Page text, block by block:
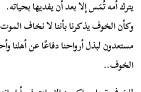
يترك أمه تُمَس إلا بعد أن يفديها بحياته.
وكأن الخوف يذكرنا بأننا لا نخاف
مستعدون لبذل أرواحنا دفاعًا عن أهلنا
الخوف..